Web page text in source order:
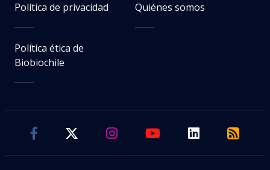
Política de privacidad Quiénes somos
Política ética de
Biobiochile